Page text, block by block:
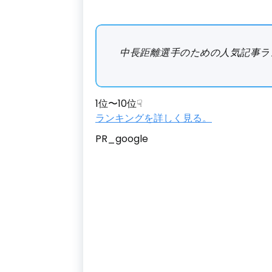
中長距離選手のための人気記事
1位〜10位☟
ランキングを詳しく見る。
PR_google